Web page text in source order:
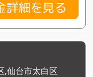
詳細を見る
,仙台市太白区